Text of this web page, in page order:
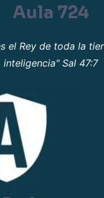
Aula 724
el Rey de toda la
inteligencia" Sal 47:7